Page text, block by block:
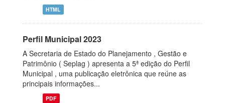
HTML
Perfil Municipal 2023
A Secretaria de Estado do Planejamento , Gestão e
Patrimônio ( Seplag ) apresenta a 5ª edição do Perfil
Municipal , uma publicação eletrônica que reúne as
principais informações...
PDF